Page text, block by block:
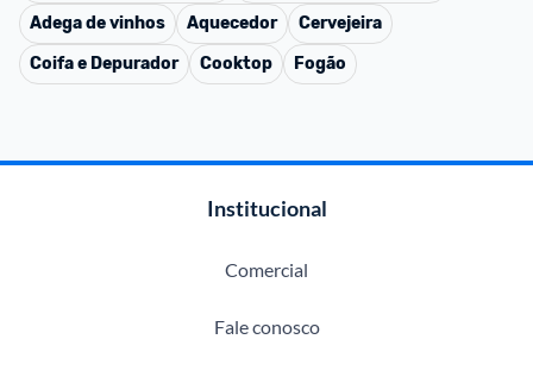
Adega de vinhos
Aquecedor
Cervejeira
Coifa e Depurador
Cooktop Fogão
Institucional
Comercial
Fale conosco